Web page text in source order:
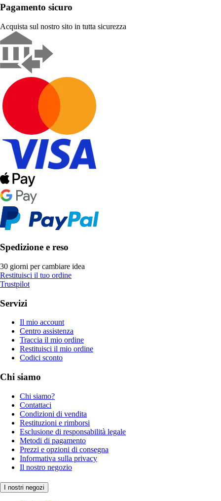
Pagamento sicuro
Acquista sul nostro sito in tutta sicurezza
Spedizione e reso
30 giorni per cambiare idea
Restituisci il tuo ordine
Trustpilot
Servizi
Il mio account
Centro assistenza
Traccia il mio ordine
Restituisci il mio ordine
Codici sconto
Chi siamo
Chi siamo?
Contattaci
Condizioni di vendita
Restituzioni e rimborsi
Esclusione di responsabilità legale
Metodi di pagamento
Prezzi e opzioni di consegna
Informativa sulla privacy
Il nostro negozio
I nostri negozi